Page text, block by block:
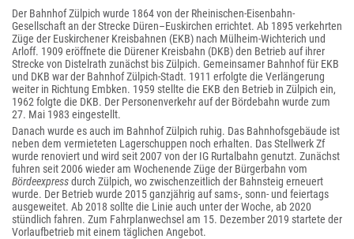
Der Bahnhof Zülpich wurde 1864 von der Rheinischen-Eisenbahn-
Gesellschaft an der Strecke Düren–Euskirchen errichtet. Ab 1895 verkehrten
Züge der Euskirchener Kreisbahnen (EKB) nach Mülheim-Wichterich und
Arloff. 1909 eröffnete die Dürener Kreisbahn (DKB) den Betrieb auf ihrer
Strecke von Distelrath zunächst bis Zülpich. Gemeinsamer Bahnhof für EKB
und DKB war der Bahnhof Zülpich-Stadt. 1911 erfolgte die Verlängerung
weiter in Richtung Embken. 1959 stellte die EKB den Betrieb in Zülpich ein,
1962 folgte die DKB. Der Personenverkehr auf der Bördebahn wurde zum
27. Mai 1983 eingestellt.
Danach wurde es auch im Bahnhof Zülpich ruhig. Das Bahnhofsgebäude ist
neben dem vermieteten Lagerschuppen noch erhalten. Das Stellwerk Zf
wurde renoviert und wird seit 2007 von der IG Rurtalbahn genutzt. Zunächst
fuhren seit 2006 wieder am Wochenende Züge der Bürgerbahn vom
Bördeexpressdurch Zülpich, wo zwischenzeitlich der Bahnsteig erneuert
wurde. Der Betrieb wurde 2015 ganzjährig auf sams-, sonn- und feiertags
ausgeweitet. Ab 2018 sollte die Linie auch unter der Woche, ab 2020
stündlich fahren. Zum Fahrplanwechsel am 15. Dezember 2019 startete der
Vorlaufbetrieb mit einem täglichen Angebot.